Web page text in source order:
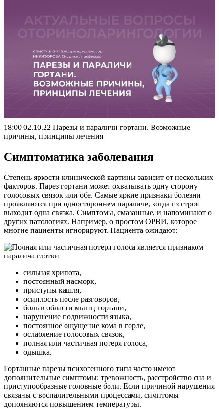
18:00 02.10.22 Парезы и параличи гортани. Возможные
причины, принципы лечения
Симптоматика заболевания
Степень яркости клинической картины зависит от нескольких
факторов. Парез гортани может охватывать одну сторону
голосовых связок или обе. Самые яркие признаки болезни
проявляются при одностороннем параличе, когда из строя
выходит одна связка. Симптомы, смазанные, и напоминают о
других патологиях. Например, о простом ОРВИ, которое
многие пациенты игнорируют. Пациента ожидают:
сильная хрипота,
постоянный насморк,
приступы кашля,
осиплость после разговоров,
боль в области мышц гортани,
нарушение подвижности языка,
постоянное ощущение кома в горле,
ослабление голосовых связок,
полная или частичная потеря голоса,
одышка.
Гортанные парезы психогенного типа часто имеют
дополнительные симптомы: тревожность, расстройство сна и
приступообразные головные боли. Если причиной нарушения
связаны с воспалительными процессами, симптомы
дополняются повышением температуры.